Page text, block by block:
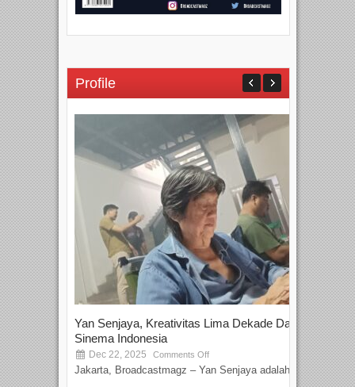
Profile
Yan Senjaya, Kreativitas Lima Dekade Dalam
Sinema Indonesia
Dec 22, 2025 Comments Off
Jakarta, Broadcastmagz – Yan Senjaya adalah...